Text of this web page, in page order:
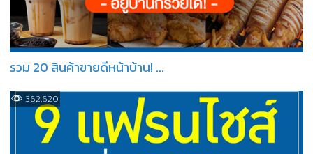
รวม 20 สินค้าขายดีหน้าบ้าน! ...
362,620